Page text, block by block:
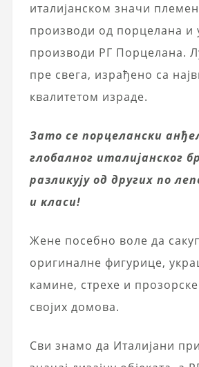
италијанском значи
производи од порцелана и
производи РГ Порцелана.
пре свега, израђено са
квалитетом израде.
Зато се порцелански
глобалног италијанског
разликују од других по
и класи!
Жене посебно воле да
оригиналне фигурице,
камине, стрехе и
својих домова.
Сви знамо да Италијани